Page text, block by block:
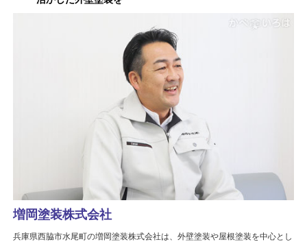
増岡塗装株式会社
兵庫県西脇市水尾町の増岡塗装株式会社は、外壁塗装や屋根塗装を中心とし